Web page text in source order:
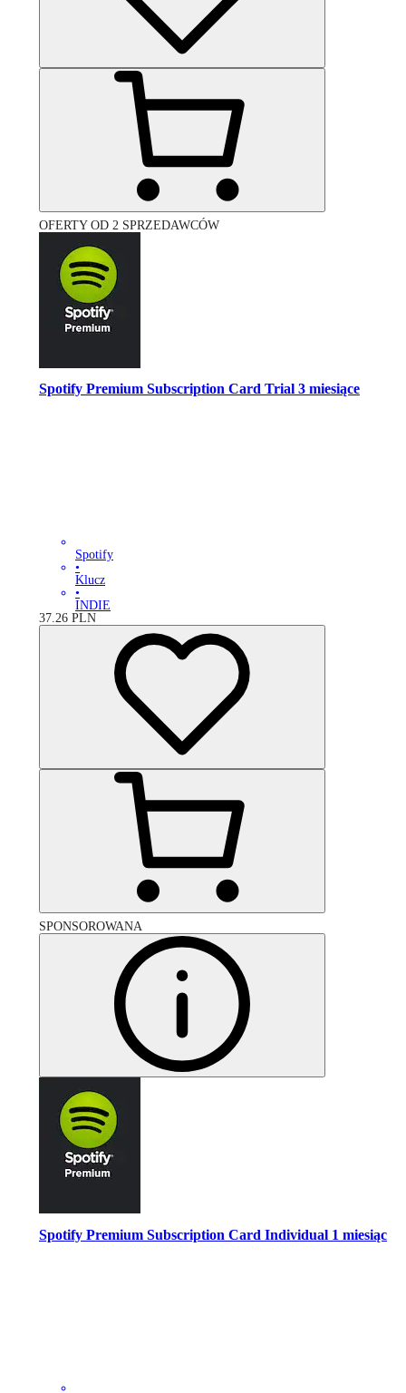
OFERTY OD 2 SPRZEDAWCÓW
Spotify Premium Subscription Card Trial 3 miesiące
Spotify
•
Klucz
•
INDIE
37.26 PLN
SPONSOROWANA
Spotify Premium Subscription Card Individual 1 miesiąc